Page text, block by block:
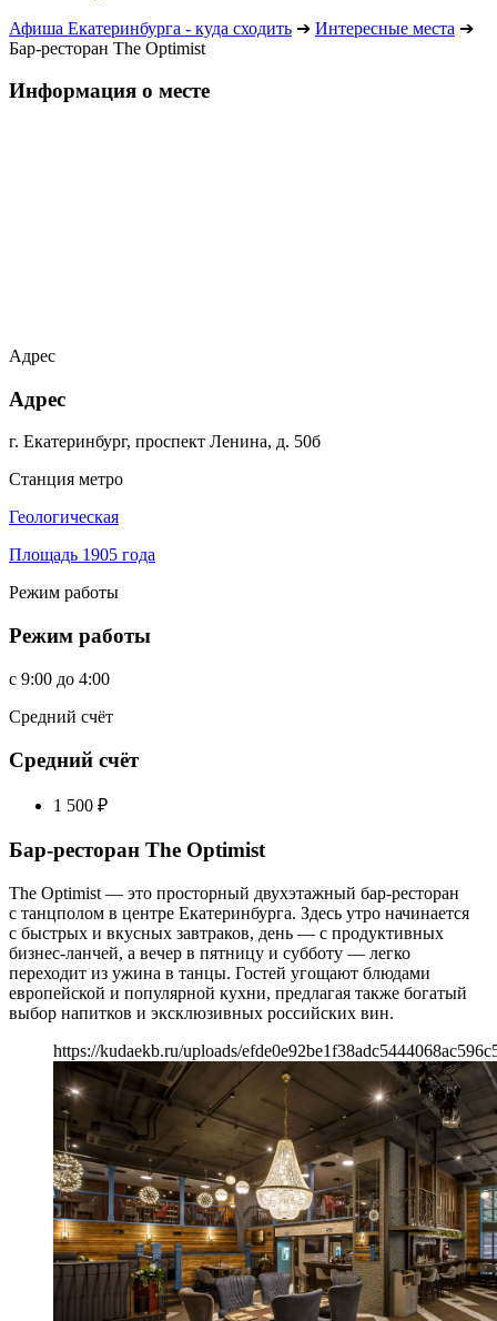
Афиша Екатеринбурга - куда сходить ➔ Интересные места ➔
Бар-ресторан The Optimist
Информация о месте
Адрес
Адрес
г. Екатеринбург, проспект Ленина, д. 50б
Станция метро
Геологическая
Площадь 1905 года
Режим работы
Режим работы
c 9:00 до 4:00
Средний счёт
Средний счёт
1 500 ₽
Бар-ресторан The Optimist
The Optimist — это просторный двухэтажный бар-ресторан
с танцполом в центре Екатеринбурга. Здесь утро начинается
с быстрых и вкусных завтраков, день — с продуктивных
бизнес-ланчей, а вечер в пятницу и субботу — легко
переходит из ужина в танцы. Гостей угощают блюдами
европейской и популярной кухни, предлагая также богатый
выбор напитков и эксклюзивных российских вин.
https://kudaekb.ru/uploads/